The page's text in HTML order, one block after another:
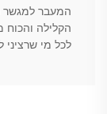
המעבר
הקלילה
לכל מי שרציני